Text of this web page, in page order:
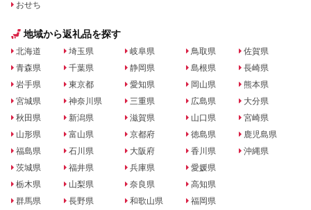
おせち
地域から返礼品を探す
北海道
青森県
岩手県
宮城県
秋田県
山形県
福島県
茨城県
栃木県
群馬県
埼玉県
千葉県
東京都
神奈川県
新潟県
富山県
石川県
福井県
山梨県
長野県
岐阜県
静岡県
愛知県
三重県
滋賀県
京都府
大阪府
兵庫県
奈良県
和歌山県
鳥取県
島根県
岡山県
広島県
山口県
徳島県
香川県
愛媛県
高知県
福岡県
佐賀県
長崎県
熊本県
大分県
宮崎県
鹿児島県
沖縄県